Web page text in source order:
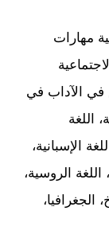
مهارات
في الآداب في
اللغة
الإسبانية،
اللغة الروسية،
الجغرافيا،